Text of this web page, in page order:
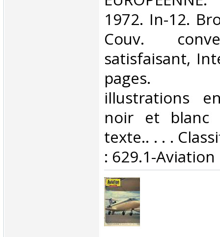
1972. In-12.
Couv.
satisfaisant,
pages.
illustrations
noir et blanc
texte.. . . .
: 629.1-Aviation‎